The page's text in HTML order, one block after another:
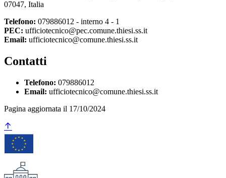
07047, Italia
Telefono: 079886012 - interno 4 - 1
PEC: ufficiotecnico@pec.comune.thiesi.ss.it
Email: ufficiotecnico@comune.thiesi.ss.it
Contatti
Telefono: 079886012
Email: ufficiotecnico@comune.thiesi.ss.it
Pagina aggiornata il 17/10/2024